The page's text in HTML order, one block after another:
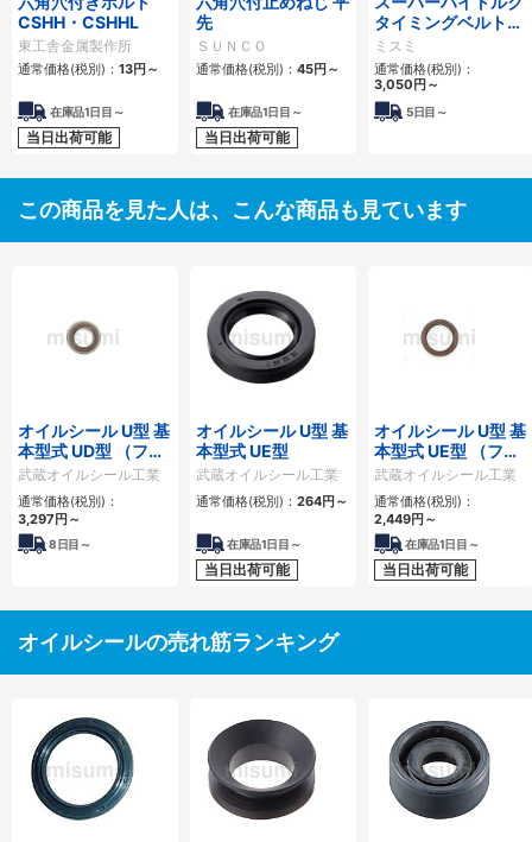
CSHH・CSHHL
東工舎金属製作所
通常価格(税別)： 13円 ～
在庫品1日目～
当日出荷可能
先
ＳＵＮＣＯ
通常価格(税別)： 45円 ～
在庫品1日目～
当日出荷可能
タイミングベルト
ＭＴＳ８Ｍタイプ
ミスミ
通常価格(税別)：
3,050 円 ～
5日目～
この商品を見た人は、こんな商品も見ています
オイルシール U型 基
本型式 UD型 （フッ
素ゴム）
武蔵オイルシール工業
通常価格(税別)：
3,297 円 ～
8日目～
オイルシール U型 基
本型式 UE型
武蔵オイルシール工業
通常価格(税別)： 264円 ～
在庫品1日目～
当日出荷可能
オイルシール U型 基
本型式 UE型 （フッ
素ゴム）
武蔵オイルシール工業
通常価格(税別)：
2,449円 ～
在庫品1日目～
当日出荷可能
オイルシールの売れ筋ランキング